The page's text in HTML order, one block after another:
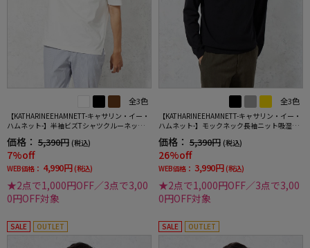
全3色
【KATHARINEEHAMNETT-キャサリン・イー・
ハムネット-】半袖ビズTシャツクルーネック無
地春夏
価格： 5,390円 (税込)
7%off
WEB価格： 4,990円 (税込)
★2点で1,000円OFF／3点で3,00
0円OFF対象
全3色
【KATHARINEEHAMNETT-キャサリン・イー・
ハムネット-】モックネック長袖ニット吸湿発
熱ストレッチウォッシャブル無地秋冬
価格： 5,390円 (税込)
26%off
WEB価格： 3,990円 (税込)
★2点で1,000円OFF／3点で3,00
0円OFF対象
SALE OUTLET SALE OUTLET